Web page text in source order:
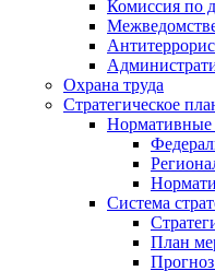
Комиссия по
Охрана труда
Стратегическое
Нормативные
Система
План